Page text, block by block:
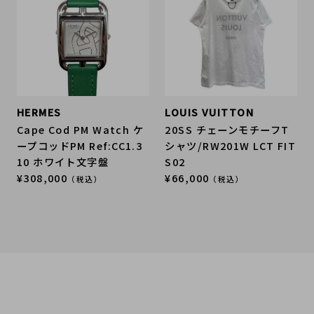
HERMES
Cape Cod PM Watch ケ
ープコッドPM Ref:CC1.3
10 ホワイト文字盤
¥308,000 （税込）
LOUIS VUITTON
20SS チェーンモチーフT
シャツ/RW201W LCT FIT
S02
¥66,000 （税込）